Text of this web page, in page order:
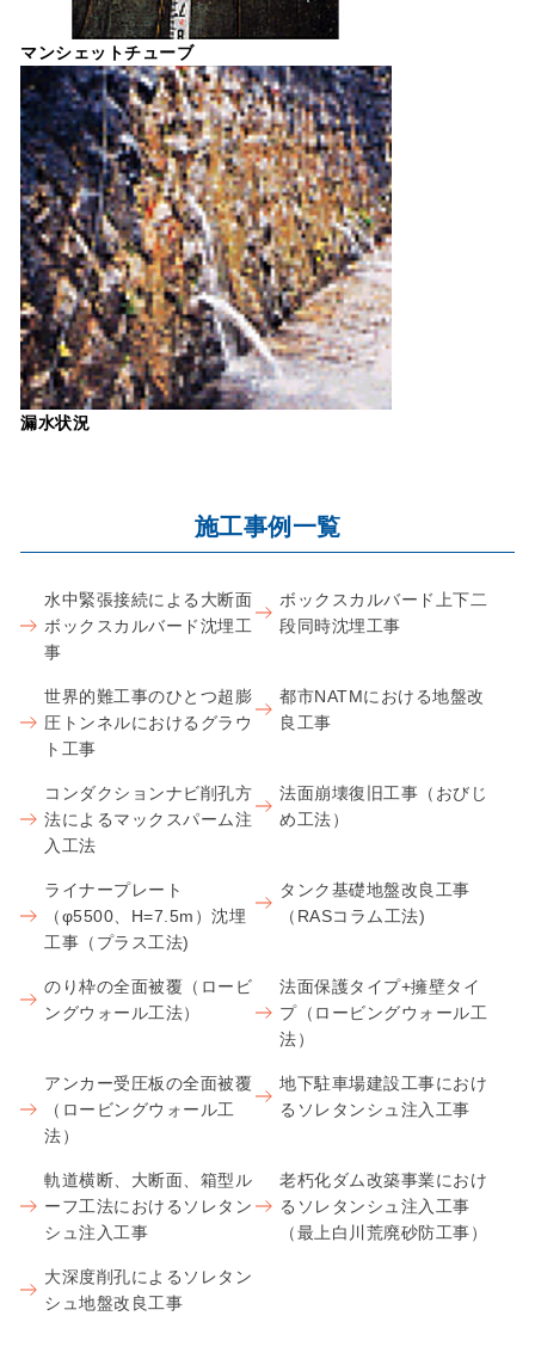
マンシェットチューブ
漏水状況
施工事例一覧
水中緊張接続による大断面
ボックスカルバード沈埋工
事
ボックスカルバード上下二
段同時沈埋工事
世界的難工事のひとつ超膨
圧トンネルにおけるグラウ
ト工事
都市NATMにおける地盤改
良工事
コンダクションナビ削孔方
法によるマックスパーム注
入工法
法面崩壊復旧工事（おびじ
め工法）
ライナープレート
（φ5500、H=7.5m）沈埋
工事（プラス工法)
タンク基礎地盤改良工事
（RASコラム工法)
のり枠の全面被覆（ロービ
ングウォール工法）
法面保護タイプ+擁壁タイ
プ（ロービングウォール工
法）
アンカー受圧板の全面被覆
（ロービングウォール工
法）
地下駐車場建設工事におけ
るソレタンシュ注入工事
軌道横断、大断面、箱型ル
ーフ工法におけるソレタン
シュ注入工事
老朽化ダム改築事業におけ
るソレタンシュ注入工事
（最上白川荒廃砂防工事）
大深度削孔によるソレタン
シュ地盤改良工事